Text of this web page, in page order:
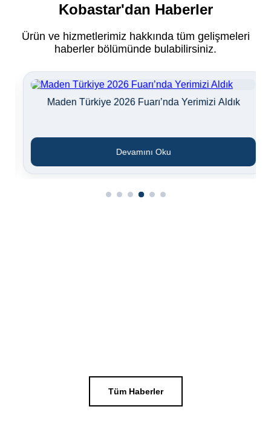
Kobastar'dan Haberler
Ürün ve hizmetlerimiz hakkında tüm gelişmeleri
haberler bölümünde bulabilirsiniz.
Tüm Haberler